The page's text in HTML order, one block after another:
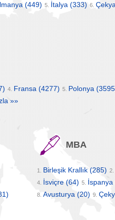
(449) 5. İtalya (333) 6. Çekya
4. Fransa (4277) 5. Polonya
»»
MBA
1. Birleşik Krallık (285) 2.
4. İsviçre (64) 5. İspanya
8. Avusturya (20) 9.